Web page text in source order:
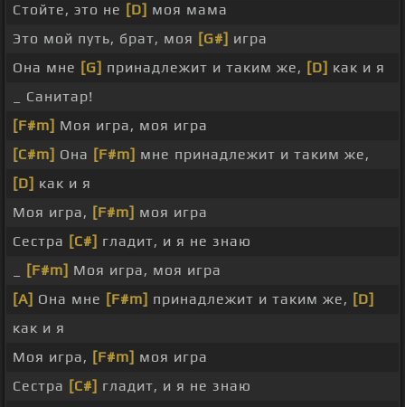
Стойте, это не [D] моя мама
Это мой путь, брат, моя [G#] игра
Она мне [G] принадлежит и таким же, [D] как и я
_ Санитар!
[F#m] Моя игра, моя игра
[C#m] Она [F#m] мне принадлежит и таким же,
[D] как и я
Моя игра, [F#m] моя игра
Сестра [C#] гладит, и я не знаю
[F#m] Моя игра, моя игра
[A] Она мне [F#m] принадлежит и таким же, [D]
как и я
Моя игра, [F#m] моя игра
Сестра [C#] гладит, и я не знаю